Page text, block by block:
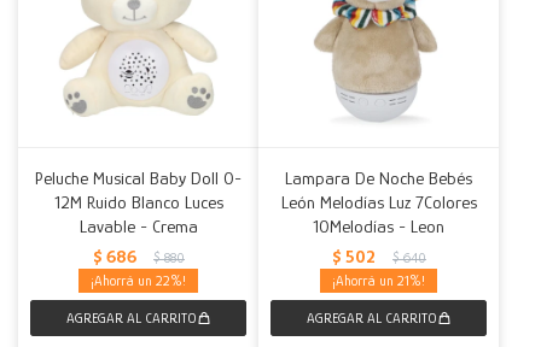
Peluche Musical Baby Doll 0-
12M Ruido Blanco Luces
Lavable - Crema
$ 686 $ 880
22
Lampara De Noche Bebés
León Melodías Luz 7Colores
10Melodías - Leon
$ 502 $ 640
21